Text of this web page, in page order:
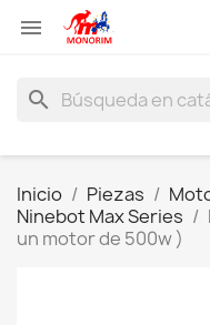

search
Inicio Piezas
Ninebot Max Series
un motor de 500w )